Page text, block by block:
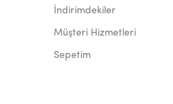
İndirimdekiler
Müşteri Hizmetleri
Sepetim